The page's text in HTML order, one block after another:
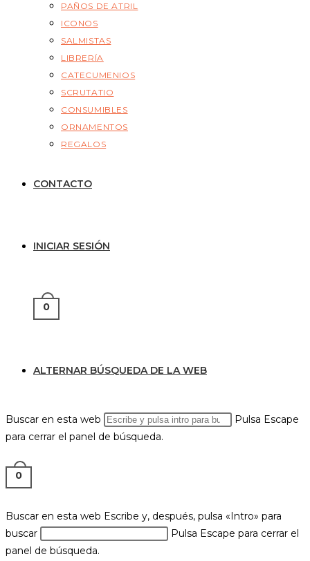
PAÑOS DE ATRIL
ICONOS
SALMISTAS
LIBRERÍA
CATECUMENIOS
SCRUTATIO
CONSUMIBLES
ORNAMENTOS
REGALOS
CONTACTO
INICIAR SESIÓN
0
ALTERNAR BÚSQUEDA DE LA WEB
Buscar en esta web
Pulsa Escape
para cerrar el panel de búsqueda.
0
Buscar en esta web Escribe y, después, pulsa «Intro» para
buscar
Pulsa Escape para cerrar el
panel de búsqueda.